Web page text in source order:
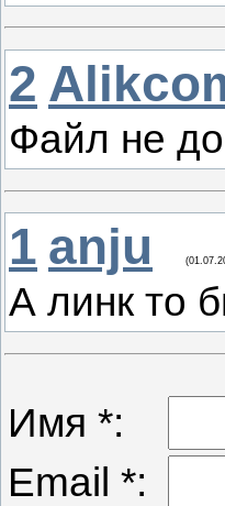
2
Файл не
1 anju
А линк то
Имя *:
Email *: